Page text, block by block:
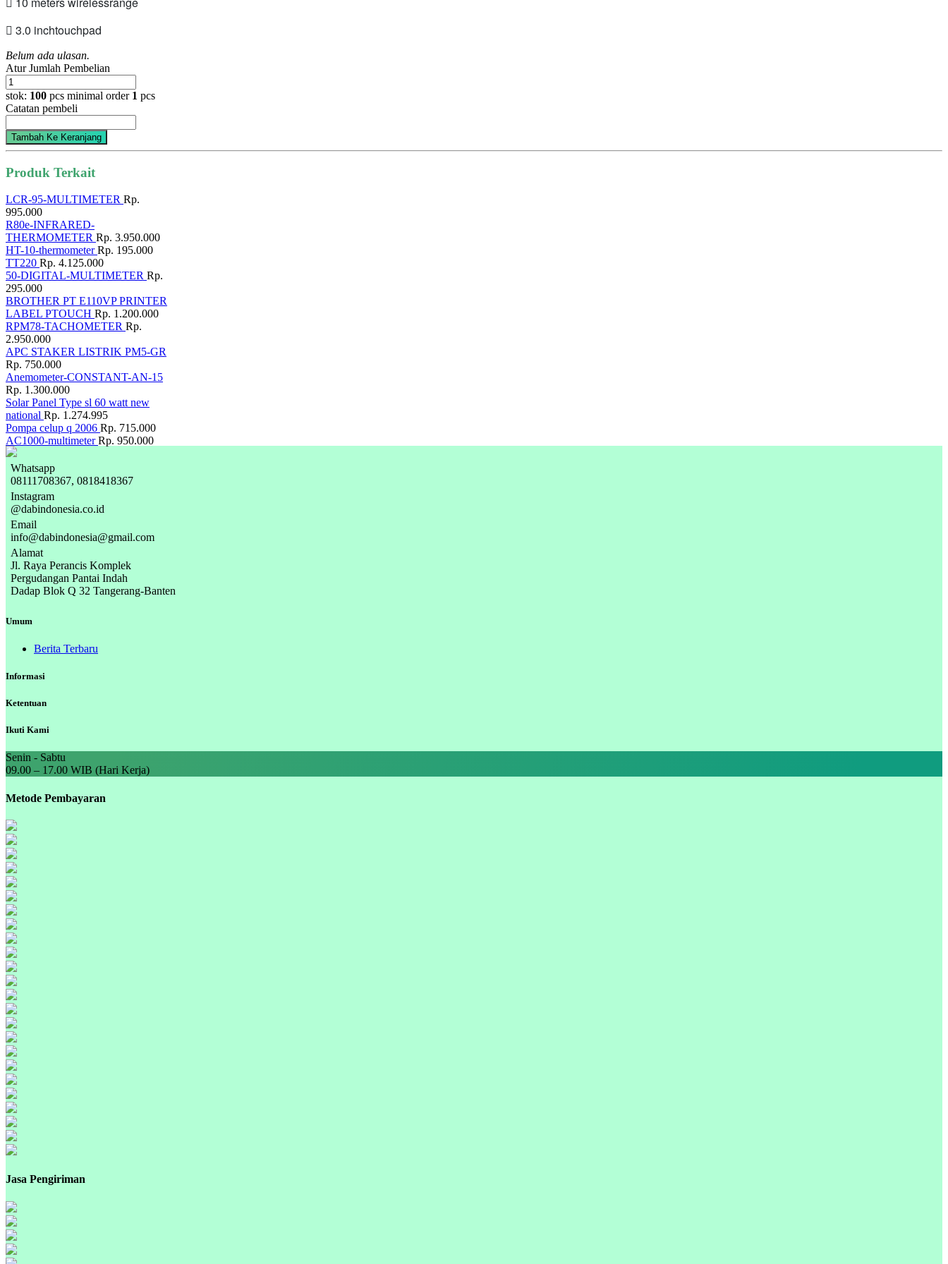
 3.0 inchtouchpad
Belum ada ulasan.
Atur Jumlah Pembelian
stok: 100 pcs minimal order 1 pcs
Catatan pembeli
Tambah Ke Keranjang
Produk Terkait
LCR-95-MULTIMETER Rp.
995.000
R80e-INFRARED-
THERMOMETER Rp. 3.950.000
HT-10-thermometerRp. 195.000
TT220 Rp. 4.125.000
50-DIGITAL-MULTIMETER Rp.
295.000
BROTHER PT E110VP PRINTER
LABEL PTOUCH Rp. 1.200.000
RPM78-TACHOMETER Rp.
2.950.000
APC STAKER LISTRIK PM5-GR
Rp. 750.000
Anemometer-CONSTANT-AN-15
Rp. 1.300.000
Solar Panel Type sl 60 watt new
national Rp. 1.274.995
Pompa celup q 2006 Rp. 715.000
AC1000-multimeterRp. 950.000
Whatsapp
08111708367, 0818418367
Instagram
@dabindonesia.co.id
Email
info@dabindonesia@gmail.com
Alamat
Jl. Raya Perancis Komplek
Pergudangan Pantai Indah
Dadap Blok Q 32 Tangerang-Banten
Umum
Berita Terbaru
Informasi
Ketentuan
Ikuti Kami
Senin - Sabtu
09.00 – 17.00 WIB (Hari Kerja)
Metode Pembayaran
Jasa Pengiriman